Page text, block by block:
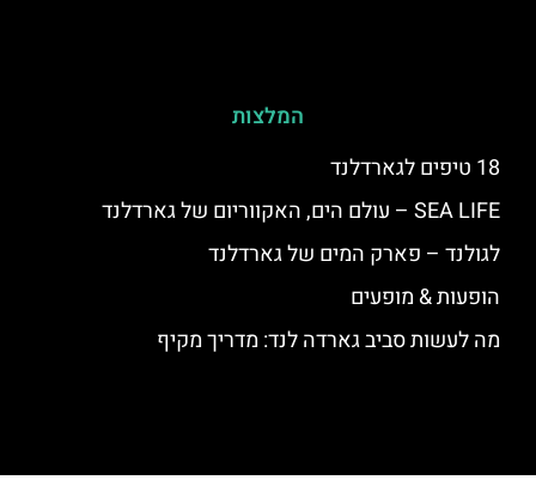
המלצות
18 טיפים לגארדלנד
SEA LIFE – עולם הים, האקווריום של גארדלנד
לגולנד – פארק המים של גארדלנד
הופעות & מופעים
מה לעשות סביב גארדה לנד: מדריך מקיף